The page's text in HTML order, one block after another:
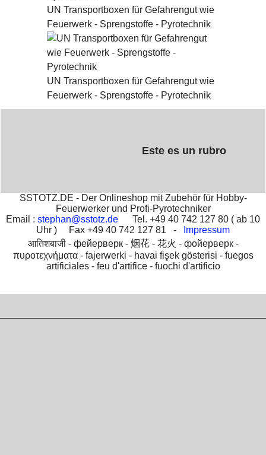
UN Transportboxen für Gefahrengut wie
Feuerwerk - Sprengstoffe - Pyrotechnik
UN Transportboxen für Gefahrengut wie
Feuerwerk - Sprengstoffe - Pyrotechnik
Este es un rubro
SSTOTZ.DE - Der Onlineshop mit Zubehör für Hobby-
Feuerwerker und Profi-Pyrotechniker
Email : stephan@sstotz.de Tel. +49 40 742 127 80 ( ab 10
Uhr ) Fax +49 40 742 127 81 -
Impressum
आतिशबाजी - фейерверк - 烟花 - 花火 - фойерверк -
πυροτεχνήματα - fajerwerki - havai fişek gösterisi - fuegos
artificiales - feu d'artifice - fuochi d'artificio